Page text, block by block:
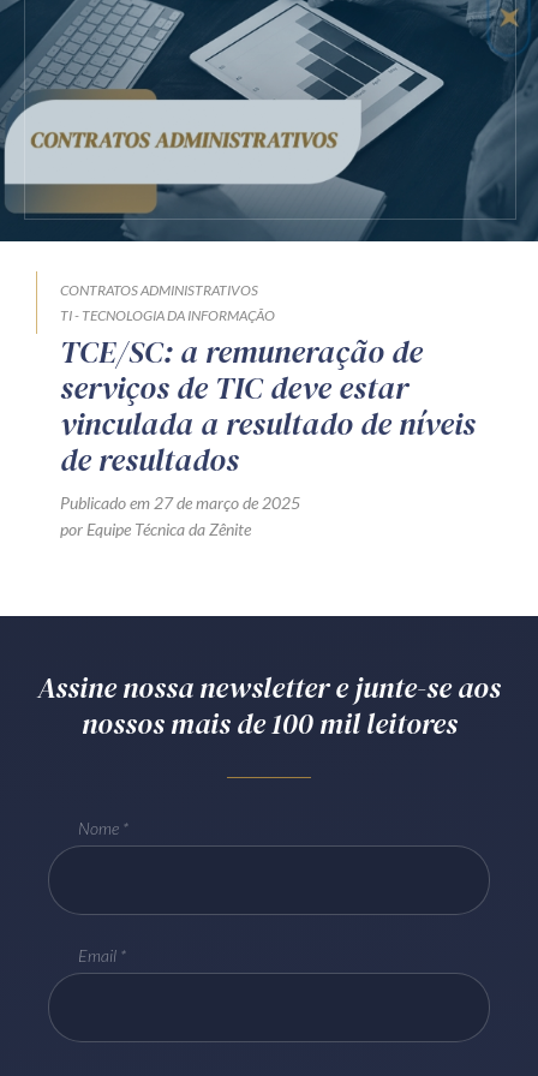
Receba por RSS
Av. Sete de Setembro, 4698
80240-000
Telefone (41) 2109-8666
Whatsapp (41) 98881-6616
CONTRATOS ADMINISTRATIVOS
TI - TECNOLOGIA DA INFORMAÇÃO
TCE/SC: a remuneração de
serviços de TIC deve estar
vinculada a resultado de níveis
de resultados
Publicado em 27 de março de 2025
por Equipe Técnica da Zênite
Assine nossa newsletter e junte-se aos
nossos mais de 100 mil leitores
Nome
Email